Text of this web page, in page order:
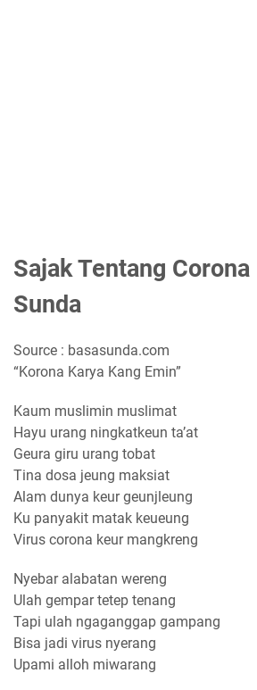
Sajak Tentang Corona
Sunda
Source : basasunda.com
“Korona Karya Kang Emin”
Kaum muslimin muslimat
Hayu urang ningkatkeun ta’at
Geura giru urang tobat
Tina dosa jeung maksiat
Alam dunya keur geunjleung
Ku panyakit matak keueung
Virus corona keur mangkreng
Nyebar alabatan wereng
Ulah gempar tetep tenang
Tapi ulah ngaganggap gampang
Bisa jadi virus nyerang
Upami alloh miwarang